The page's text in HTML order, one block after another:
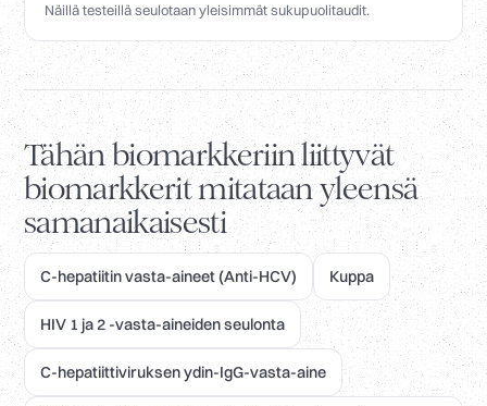
Näillä testeillä seulotaan yleisimmät sukupuolitaudit.
Tähän biomarkkeriin liittyvät
biomarkkerit mitataan yleensä
samanaikaisesti
C-hepatiitin vasta-aineet (Anti-HCV) Kuppa
HIV 1 ja 2 -vasta-aineiden seulonta
C-hepatiittiviruksen ydin-IgG-vasta-aine